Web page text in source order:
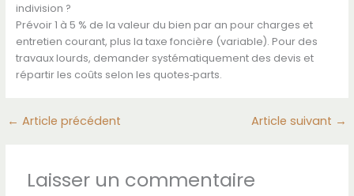
indivision ?
Prévoir 1 à 5 % de la valeur du bien par an pour charges et
entretien courant, plus la taxe foncière (variable). Pour des
travaux lourds, demander systématiquement des devis et
répartir les coûts selon les quotes‑parts.
← Article précédent Article suivant →
Laisser un commentaire